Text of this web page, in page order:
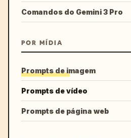
Comandos do Gemini 3 Pro
POR MÍDIA
Prompts de imagem
Prompts de vídeo
Prompts de página web